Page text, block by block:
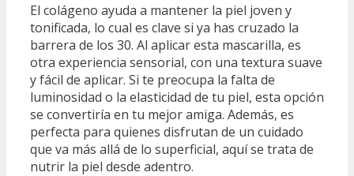
El colágeno ayuda a mantener la piel joven y
tonificada, lo cual es clave si ya has cruzado la
barrera de los 30. Al aplicar esta mascarilla, es
otra experiencia sensorial, con una textura suave
y fácil de aplicar. Si te preocupa la falta de
luminosidad o la elasticidad de tu piel, esta opción
se convertiría en tu mejor amiga. Además, es
perfecta para quienes disfrutan de un cuidado
que va más allá de lo superficial, aquí se trata de
nutrir la piel desde adentro.